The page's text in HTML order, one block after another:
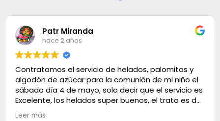
Patr Miranda
hace 2 años
Contratamos el servicio de helados, palomitas y
algodón de azúcar para la comunión de mi niño el
sábado día 4 de mayo, solo decir que el servicio es
Excelente, los helados super buenos, el trato es de
100. Muchas gracias
Leer más